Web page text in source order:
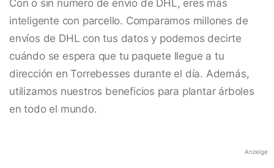
Con o sin número de envío de DHL, eres más
inteligente con parcello. Comparamos millones de
envíos de DHL con tus datos y podemos decirte
cuándo se espera que tu paquete llegue a tu
dirección en Torrebesses durante el día. Además,
utilizamos nuestros beneficios para plantar árboles
en todo el mundo.
Anzeige